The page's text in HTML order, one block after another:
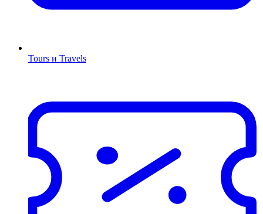
Tours и Travels